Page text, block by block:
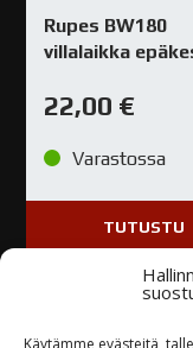
Käytämme evästeitä,
Rupes BW180
villalaikka
22,00 €
Varastossa
TUTUSTU